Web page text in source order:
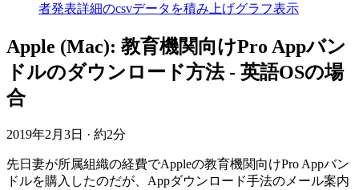
者発表詳細のcsvデータを積み上げグラフ表示
Apple (Mac): 教育機関向けPro Appバン
ドルのダウンロード方法 - 英語OSの場
合
2019年2月3日 · 約2分
先日妻が所属組織の経費でAppleの教育機関向けPro Appバン
ドルを購入したのだが、Appダウンロード手法のメール案内